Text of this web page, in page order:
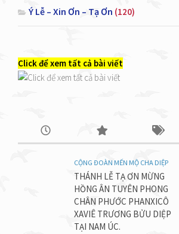
Ý Lễ – Xin Ơn – Tạ Ơn (120)
Click để xem tất cả bài viết
CỘNG ĐOÀN MẾN MỘ CHA DIỆP
THÁNH LỄ TẠ ƠN MỪNG
HỒNG ÂN TUYÊN PHONG
CHÂN PHƯỚC PHANXICÔ
XAVIÊ TRƯƠNG BỬU DIỆP
TẠI NAM ÚC.